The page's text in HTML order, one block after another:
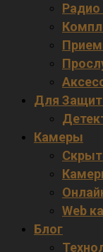
Радио
Для
Камеры
Web
Блог